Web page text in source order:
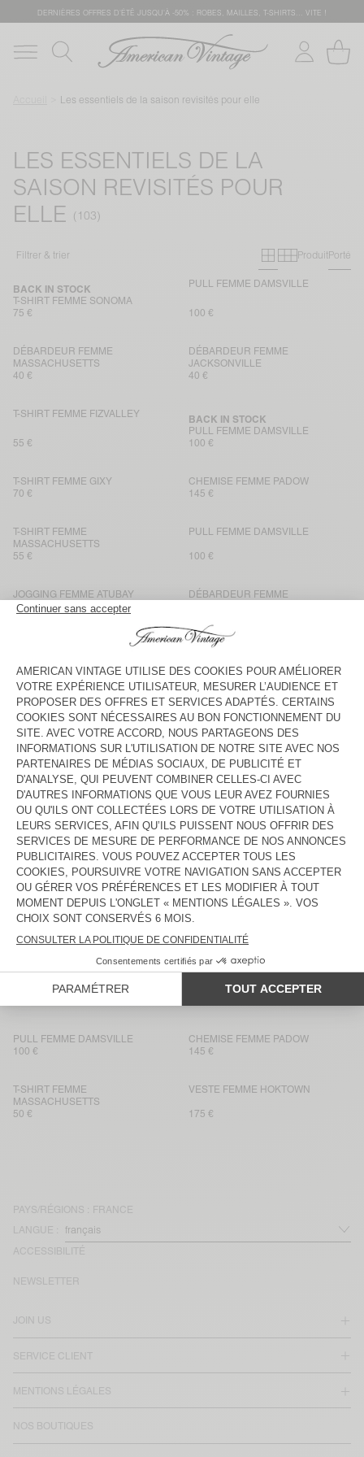
DERNIÈRES OFFRES D'ÉTÊ JUSQU'À -50% : ROBES, MAILLES, T-SHIRTS... VITE !
Les essentiels de la saison revisités pour elle
LES ESSENTIELS DE LA
SAISON REVISITÉS POUR
ELLE
Filtrer & trier Grille
Grille
ProduitPorté
T-SHIRT FEMME SONOMA
BACK IN STOCK
75 €
PULL FEMME DAMSVILLE
100 €
DÉBARDEUR FEMME
MASSACHUSETTS
40 €
DÉBARDEUR FEMME
JACKSONVILLE
40 €
T-SHIRT FEMME FIZVALLEY
55 €
PULL FEMME DAMSVILLE
BACK IN STOCK
100 €
T-SHIRT FEMME GIXY
70 €
CHEMISE FEMME PADOW
145 €
T-SHIRT FEMME
MASSACHUSETTS
55 €
PULL FEMME DAMSVILLE
100 €
JOGGING FEMME ATUBAY
DÉBARDEUR FEMME
145 €
65 €
PULL FEMME DAMSVILLE
115 €
VESTE FEMME HOKTOWN
175 €
PULL FEMME DAMSVILLE
PANTALON FEMME PADOW
BACK IN STOCK
GILET FEMME VITOW
160 €
VESTE FEMME HOKTOWN
175 €
PULL FEMME DAMSVILLE
115 €
PULL FEMME VITOW
145 €
130 €
145 €
MASSACHUSETTS
PULL FEMME DAMSVILLE
100 €
CHEMISE FEMME PADOW
145 €
T-SHIRT FEMME
MASSACHUSETTS
50 €
VESTE FEMME HOKTOWN
175 €
PAYS/RÉGIONS : FRANCE
LANGUE :
ACCESSIBILITÉ
JOIN US
SERVICE CLIENT
MENTIONS LÉGALES
NOS BOUTIQUES
NEWSLETTER